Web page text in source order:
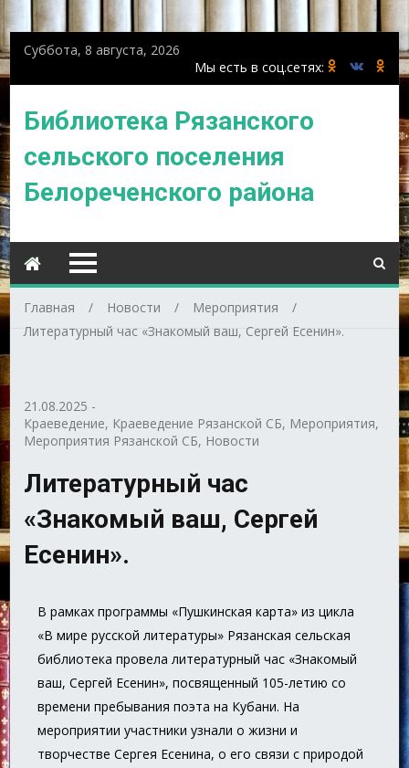
Суббота, 8 августа, 2026
Библиотека Рязанского
сельского поселения
Белореченского района
Главная Новости
Мероприятия
Литературный час «Знакомый ваш, Сергей Есенин».
21.08.2025 -
Краеведение, Краеведение Рязанской СБ, Мероприятия,
Мероприятия Рязанской СБ, Новости
Литературный час
«Знакомый ваш, Сергей
Есенин».
В рамках программы «Пушкинская карта» из цикла
«В мире русской литературы» Рязанская сельская
библиотека провела литературный час «Знакомый
ваш, Сергей Есенин», посвященный 105-летию со
времени пребывания поэта на Кубани. На
мероприятии участники узнали о жизни и
творчестве Сергея Есенина, о его связи с природой